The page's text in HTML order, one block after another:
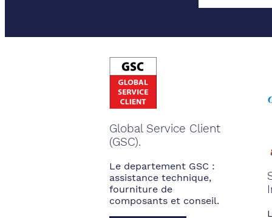
Global Service Client
(GSC).
Le departement GSC :
assistance technique,
fourniture de
composants et conseil.